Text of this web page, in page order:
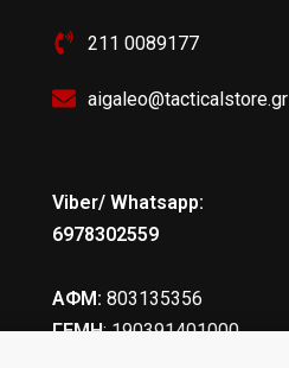
211 0089177
aigaleo@tacticalstore.gr
Viber/ Whatsapp:
6978302559
ΑΦΜ: 803135356
ΓΕΜΗ: 190391401000